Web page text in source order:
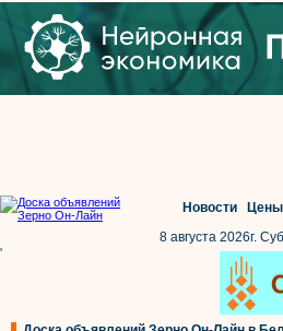
Новости Цены
8 августа 2026г.
'